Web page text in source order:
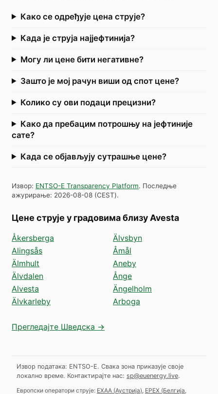
Како се одређује цена струје?
Када је струја најјефтинија?
Могу ли цене бити негативне?
Зашто је мој рачун виши од спот цене?
Колико су ови подаци прецизни?
Како да пребацим потрошњу на јефтиније
сате?
Када се објављују сутрашње цене?
Извор: ENTSO-E Transparency Platform. Последње
ажурирање: 2026-08-08 (CEST).
Цене струје у градовима близу Avesta
Åkersberga
Alingsås
Älmhult
Älvdalen
Alvesta
Älvkarleby
Älvsbyn
Åmål
Aneby
Ånge
Ängelholm
Arboga
Прегледајте Шведска →
Извор података: ENTSO-E. Свака зона приказује своје
локално време. Контактирајте нас: sp@euenergy.live.
Европски оператори струје: EXAA (Аустрија) EPEX (Белгија,